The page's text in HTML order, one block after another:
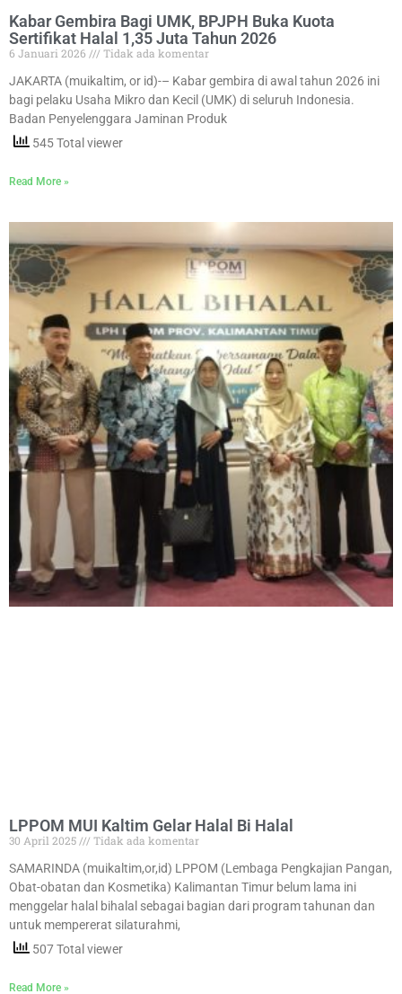
Kabar Gembira Bagi UMK, BPJPH Buka Kuota
Sertifikat Halal 1,35 Juta Tahun 2026
6 Januari 2026
Tidak ada komentar
JAKARTA (muikaltim, or id)-– Kabar gembira di awal tahun 2026 ini
bagi pelaku Usaha Mikro dan Kecil (UMK) di seluruh Indonesia.
Badan Penyelenggara Jaminan Produk
545 Total viewer
Read More »
LPPOM MUI Kaltim Gelar Halal Bi Halal
30 April 2025
Tidak ada komentar
SAMARINDA (muikaltim,or,id) LPPOM (Lembaga Pengkajian Pangan,
Obat-obatan dan Kosmetika) Kalimantan Timur belum lama ini
menggelar halal bihalal sebagai bagian dari program tahunan dan
untuk mempererat silaturahmi,
507 Total viewer
Read More »